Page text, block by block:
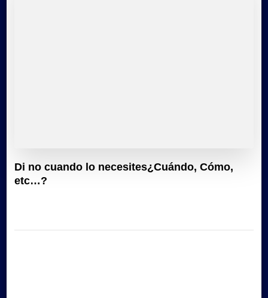
Di no cuando lo necesites¿Cuándo, Cómo,
etc…?